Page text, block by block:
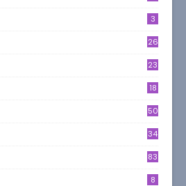
3
26
23
18
50
34
83
8